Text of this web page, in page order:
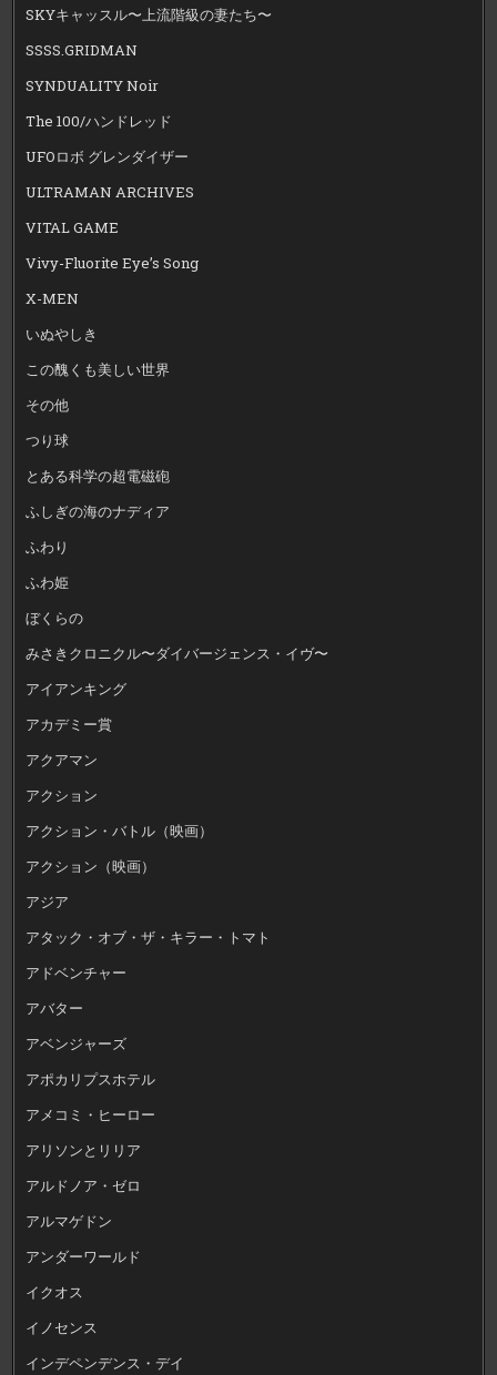
SKYキャッスル〜上流階級の妻たち〜
SSSS.GRIDMAN
SYNDUALITY Noir
The 100/ハンドレッド
UFOロボ グレンダイザー
ULTRAMAN ARCHIVES
VITAL GAME
Vivy-Fluorite Eye’s Song
X-MEN
いぬやしき
この醜くも美しい世界
その他
つり球
とある科学の超電磁砲
ふしぎの海のナディア
ふわり
ふわ姫
ぼくらの
みさきクロニクル〜ダイバージェンス・イヴ〜
アイアンキング
アカデミー賞
アクアマン
アクション
アクション・バトル（映画）
アクション（映画）
アジア
アタック・オブ・ザ・キラー・トマト
アドベンチャー
アバター
アベンジャーズ
アポカリプスホテル
アメコミ・ヒーロー
アリソンとリリア
アルドノア・ゼロ
アルマゲドン
アンダーワールド
イクオス
イノセンス
インデペンデンス・デイ